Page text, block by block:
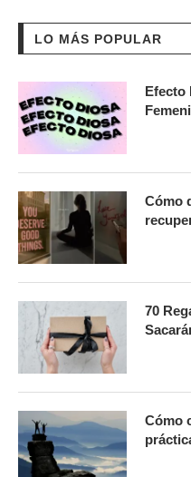
LO MÁS POPULAR
Efecto
Cómo
70
Cómo